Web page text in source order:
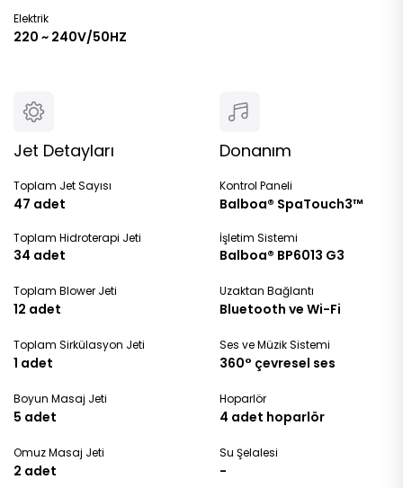
Elektrik
220 ~ 240V/50HZ
Jet Detayları
Toplam Jet Sayısı
47 adet
Toplam Hidroterapi Jeti
34 adet
Toplam Blower Jeti
12 adet
Toplam Sirkülasyon Jeti
1 adet
Boyun Masaj Jeti
5 adet
Omuz Masaj Jeti
2 adet
Donanım
Kontrol Paneli
Balboa® SpaTouch3™
İşletim Sistemi
Balboa® BP6013 G3
Uzaktan Bağlantı
Bluetooth ve Wi-Fi
Ses ve Müzik Sistemi
360° çevresel ses
Hoparlör
4 adet hoparlör
Su Şelalesi
-